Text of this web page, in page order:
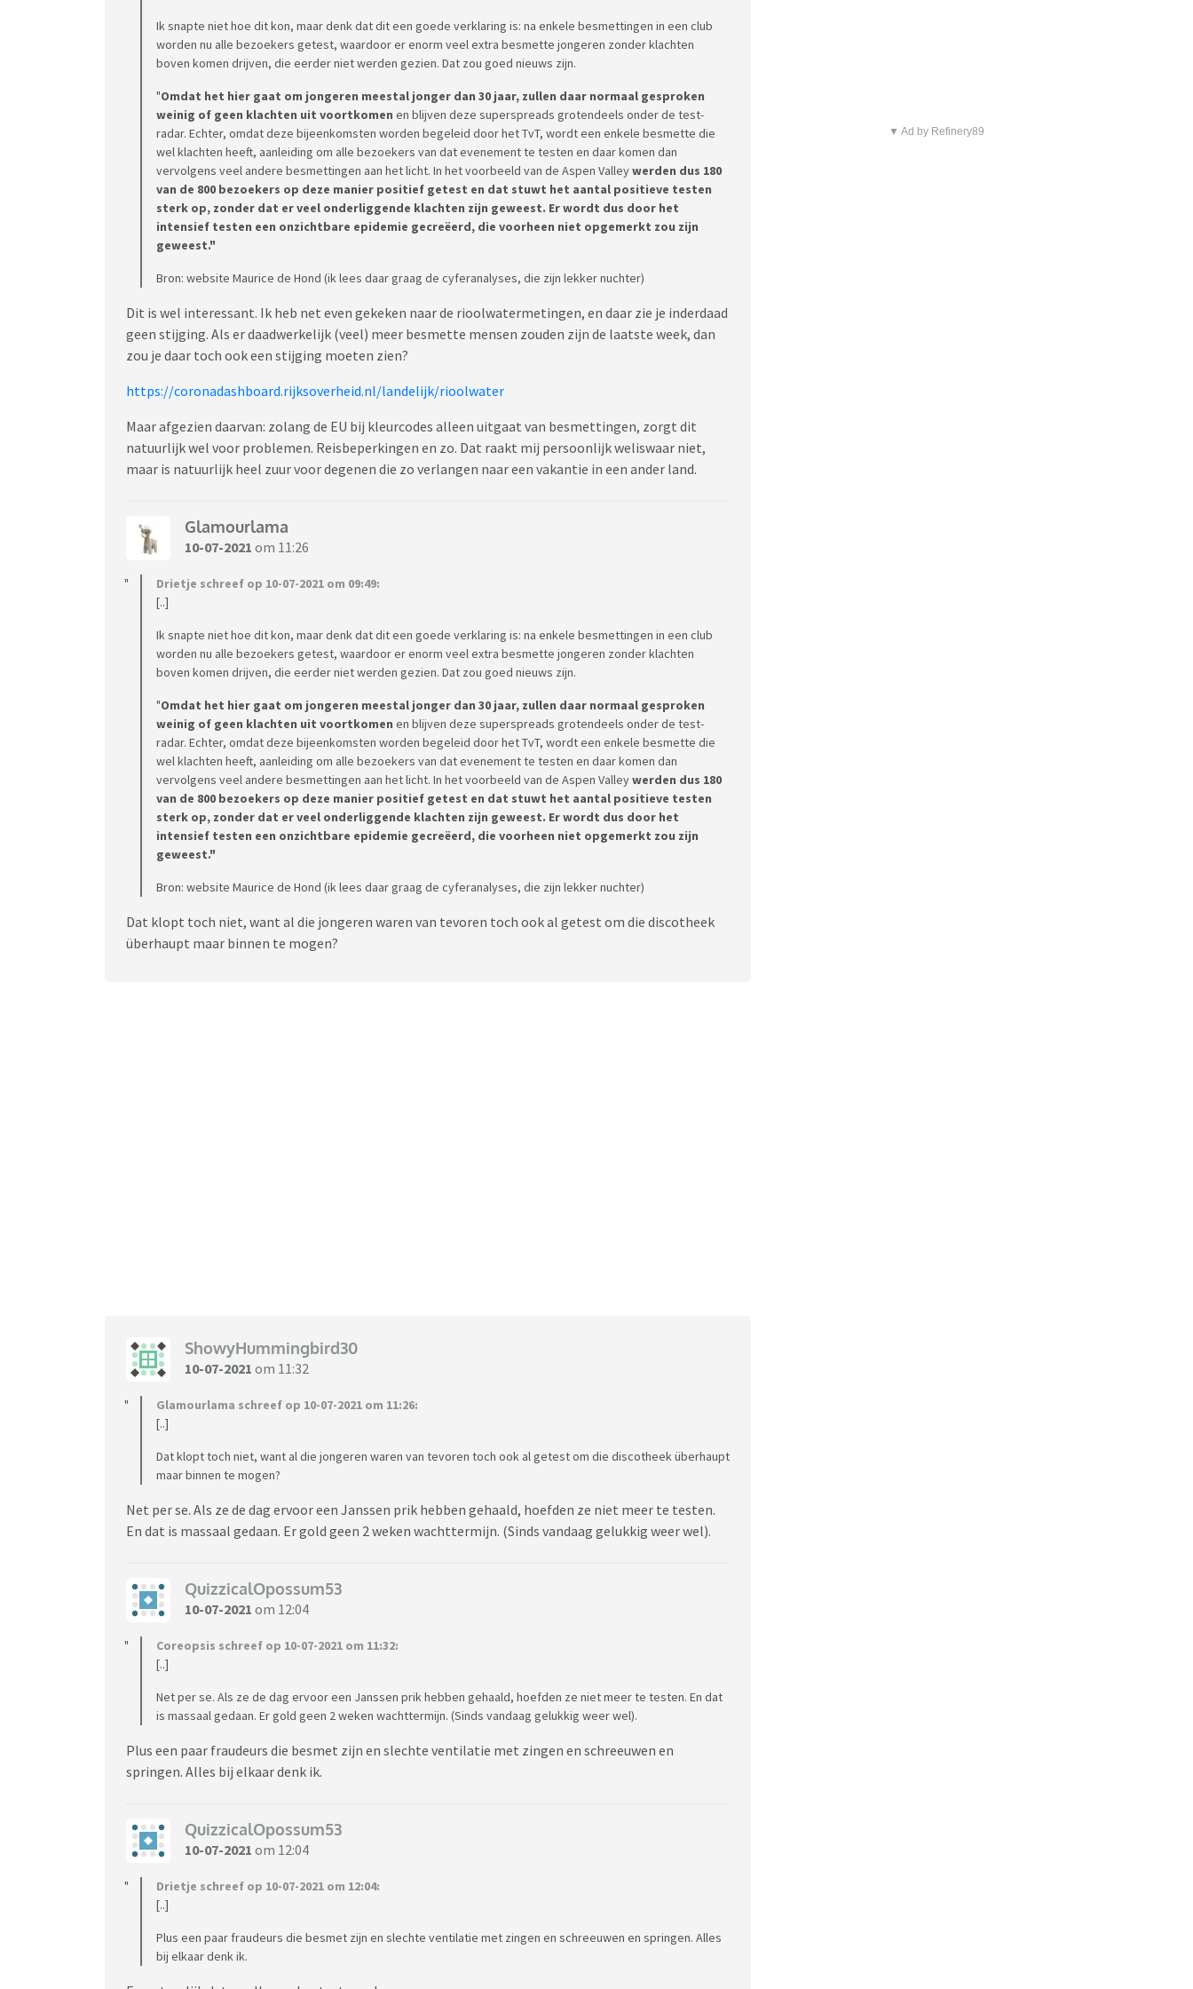
https://www.bd.nl/waalwijk/coronamonument-om-te-gedenken-aan-de-ijssel~a2c409e
https://www.rtvdordrecht.nl/nieuws/nieuws/zwijndrecht-staat-met-herdenkingsboom-stil-bij-
Dit topic is voor het laatst ge-update op 21 juli 2024
Ik snapte niet hoe dit kon, maar denk dat dit een goede verklaring is: na enkele besmettingen in een club
worden nu alle bezoekers getest, waardoor er enorm veel extra besmette jongeren zonder klachten
boven komen drijven, die eerder niet werden gezien. Dat zou goed nieuws zijn.
"Omdat het hier gaat om jongeren meestal jonger dan 30 jaar, zullen daar normaal gesproken
weinig of geen klachten uit voortkomen en blijven deze superspreads grotendeels onder de test-
radar. Echter, omdat deze bijeenkomsten worden begeleid door het TvT, wordt een enkele besmette die
wel klachten heeft, aanleiding om alle bezoekers van dat evenement te testen en daar komen dan
vervolgens veel andere besmettingen aan het licht. In het voorbeeld van de Aspen Valleywerden dus 180
van de 800 bezoekers op deze manier positief getest en dat stuwt het aantal positieve testen
sterk op, zonder dat er veel onderliggende klachten zijn geweest. Er wordt dus door het
intensief testen een onzichtbare epidemie gecreëerd, die voorheen niet opgemerkt zou zijn
geweest."
Bron: website Maurice de Hond (ik lees daar graag de cyferanalyses, die zijn lekker nuchter)
Dit is wel interessant. Ik heb net even gekeken naar de rioolwatermetingen, en daar zie je inderdaad
geen stijging. Als er daadwerkelijk (veel) meer besmette mensen zouden zijn de laatste week, dan
zou je daar toch ook een stijging moeten zien?
https://coronadashboard.rijksoverheid.nl/landelijk/rioolwater
Maar afgezien daarvan: zolang de EU bij kleurcodes alleen uitgaat van besmettingen, zorgt dit
natuurlijk wel voor problemen. Reisbeperkingen en zo. Dat raakt mij persoonlijk weliswaar niet,
maar is natuurlijk heel zuur voor degenen die zo verlangen naar een vakantie in een ander land.
Glamourlama
10-07-2021 om 11:26
Drietje schreef op 10-07-2021 om 09:49:
[..]
Ik snapte niet hoe dit kon, maar denk dat dit een goede verklaring is: na enkele besmettingen in een club
worden nu alle bezoekers getest, waardoor er enorm veel extra besmette jongeren zonder klachten
boven komen drijven, die eerder niet werden gezien. Dat zou goed nieuws zijn.
"Omdat het hier gaat om jongeren meestal jonger dan 30 jaar, zullen daar normaal gesproken
weinig of geen klachten uit voortkomen en blijven deze superspreads grotendeels onder de test-
radar. Echter, omdat deze bijeenkomsten worden begeleid door het TvT, wordt een enkele besmette die
wel klachten heeft, aanleiding om alle bezoekers van dat evenement te testen en daar komen dan
vervolgens veel andere besmettingen aan het licht. In het voorbeeld van de Aspen Valleywerden dus 180
van de 800 bezoekers op deze manier positief getest en dat stuwt het aantal positieve testen
sterk op, zonder dat er veel onderliggende klachten zijn geweest. Er wordt dus door het
intensief testen een onzichtbare epidemie gecreëerd, die voorheen niet opgemerkt zou zijn
geweest."
Bron: website Maurice de Hond (ik lees daar graag de cyferanalyses, die zijn lekker nuchter)
Dat klopt toch niet, want al die jongeren waren van tevoren toch ook al getest om die discotheek
überhaupt maar binnen te mogen?
ShowyHummingbird30
10-07-2021 om 11:32
Glamourlama schreef op 10-07-2021 om 11:26:
[..]
Dat klopt toch niet, want al die jongeren waren van tevoren toch ook al getest om die discotheek überhaupt
maar binnen te mogen?
Net per se. Als ze de dag ervoor een Janssen prik hebben gehaald, hoefden ze niet meer te testen.
En dat is massaal gedaan. Er gold geen 2 weken wachttermijn. (Sinds vandaag gelukkig weer wel).
QuizzicalOpossum53
10-07-2021 om 12:04
Coreopsis schreef op 10-07-2021 om 11:32:
[..]
Net per se. Als ze de dag ervoor een Janssen prik hebben gehaald, hoefden ze niet meer te testen. En dat
is massaal gedaan. Er gold geen 2 weken wachttermijn. (Sinds vandaag gelukkig weer wel).
Plus een paar fraudeurs die besmet zijn en slechte ventilatie met zingen en schreeuwen en
springen. Alles bij elkaar denk ik.
QuizzicalOpossum53
10-07-2021 om 12:04
Drietje schreef op 10-07-2021 om 12:04:
[..]
Plus een paar fraudeurs die besmet zijn en slechte ventilatie met zingen en schreeuwen en springen. Alles
bij elkaar denk ik.
▼ Ad by Refinery89